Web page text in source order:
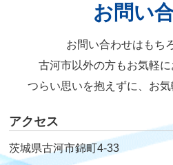
お問い
お問い合わせはもち
古河市以外の方もお気軽に
つらい思いを抱えずに、お気
アクセス
茨城県古河市錦町4-33